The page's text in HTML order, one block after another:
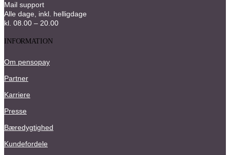
Mail support
Alle dage, inkl. helligdage
kl. 08.00 – 20.00
INFORMATION
Om pensopay
Partner
Karriere
Presse
Bæredygtighed
Kundefordele